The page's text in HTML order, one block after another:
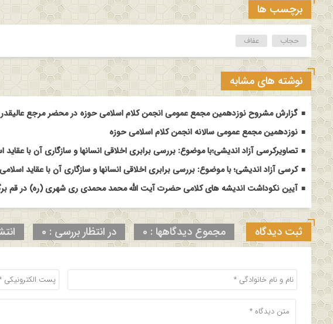
برچسب ها
حجاب عفاف
نوشته های مشابه
گزارش مشروح نوزدهمین مجمع عمومی انجمن کلام اسلامی حوزه در محضر مرجع
نوزدهمین مجمع عمومی سالانه انجمن کلام اسلامی حوزه
تصاویرکرسی آزاد اندیشی؛با موضوع: بررسی برابری اخلاقی انسانها و سازگاری آن با عقاید
کرسی آزاد اندیشی؛ با موضوع: بررسی برابری اخلاقی انسانها و سازگاری آن با عقاید اسلامی
آیین نکوداشت اندیشه های کلامی حضرت آیت الله محمد محمدی ری شهری (ره) در قم
ثبت دیدگاه مجموع دیدگاهها : 0 در انتظار بررسی : 0